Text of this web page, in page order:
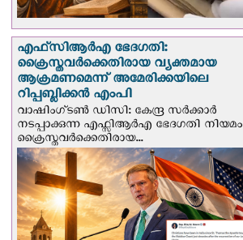
എഫ്‌സി‌ആര്‍‌എ ഭേദഗതി:
ക്രൈസ്തവർക്കെതിരായ വ്യക്തമായ
ആക്രമണമെന്ന് അമേരിക്കയിലെ
റിപ്പബ്ലിക്കൻ എംപി
വാഷിംഗ്ടണ്‍ ഡി‌സി: കേന്ദ്ര സർക്കാർ
നടപ്പാക്കുന്ന എഫ്സിആർഎ ഭേദഗതി നിയമം
ക്രൈസ്തവർക്കെതിരായ...